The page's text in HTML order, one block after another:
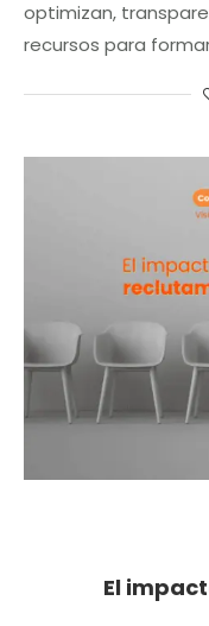
optimizan,
recursos para
El